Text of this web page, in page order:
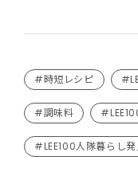
#時短レシピ
#調味料
#LEE100人隊暮らし